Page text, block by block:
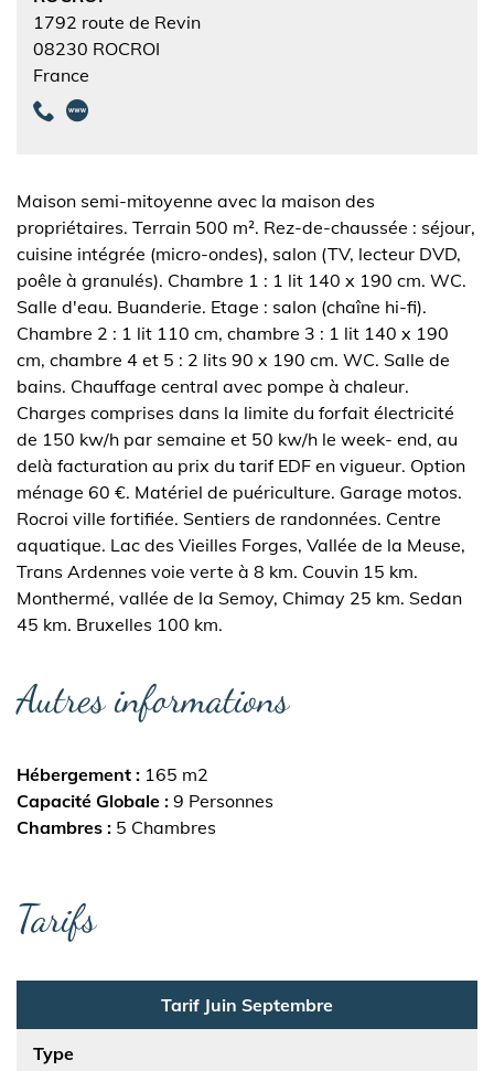
1792 route de Revin
08230 ROCROI
France
Maison semi-mitoyenne avec la maison des
propriétaires. Terrain 500 m². Rez-de-chaussée : séjour,
cuisine intégrée (micro-ondes), salon (TV, lecteur DVD,
poêle à granulés). Chambre 1 : 1 lit 140 x 190 cm. WC.
Salle d'eau. Buanderie. Etage : salon (chaîne hi-fi).
Chambre 2 : 1 lit 110 cm, chambre 3 : 1 lit 140 x 190
cm, chambre 4 et 5 : 2 lits 90 x 190 cm. WC. Salle de
bains. Chauffage central avec pompe à chaleur.
Charges comprises dans la limite du forfait électricité
de 150 kw/h par semaine et 50 kw/h le week- end, au
delà facturation au prix du tarif EDF en vigueur. Option
ménage 60 €. Matériel de puériculture. Garage motos.
Rocroi ville fortifiée. Sentiers de randonnées. Centre
aquatique. Lac des Vieilles Forges, Vallée de la Meuse,
Trans Ardennes voie verte à 8 km. Couvin 15 km.
Monthermé, vallée de la Semoy, Chimay 25 km. Sedan
45 km. Bruxelles 100 km.
Autres informations
Hébergement
165 m2
Capacité Globale 9 Personnes
Chambres
5 Chambres
Tarifs
Tarif Juin Septembre
Type